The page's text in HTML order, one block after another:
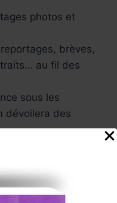
photos et
brèves,
au fil des
sous les
dévoilera des
: l’artiste